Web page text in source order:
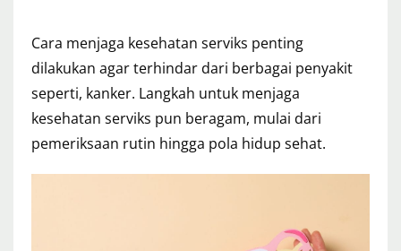
Cara menjaga kesehatan serviks penting
dilakukan agar terhindar dari berbagai penyakit
seperti, kanker. Langkah untuk menjaga
kesehatan serviks pun beragam, mulai dari
pemeriksaan rutin hingga pola hidup sehat.